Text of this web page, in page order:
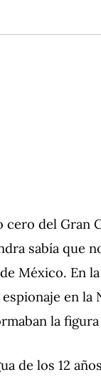
del Gran
sabía que
México. En
en la
la
de los 12